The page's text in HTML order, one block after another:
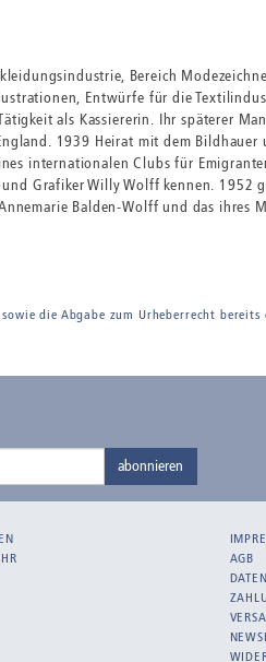
Bereich
Entwürfe für die
als Kassiererin. Ihr späterer
1939 Heirat mit dem Bildhauer
internationalen Clubs für
Grafiker Willy Wolff kennen. 1952
Balden-Wolff und das ihres
die Abgabe zum Urheberrecht
abonnieren
AGB